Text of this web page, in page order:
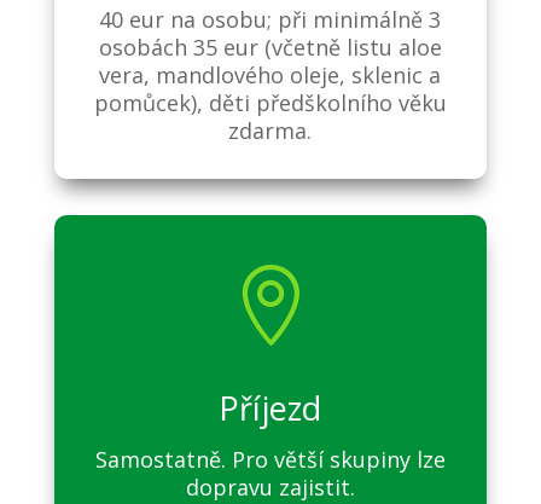
40 eur na osobu; při minimálně 3
osobách 35 eur (včetně listu aloe
vera, mandlového oleje, sklenic a
pomůcek), děti předškolního věku
zdarma.

Příjezd
Samostatně. Pro větší skupiny lze
dopravu zajistit.